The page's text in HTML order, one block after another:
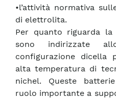
•l’attività normativa
di elettrolita.
Per quanto riguarda
sono indirizzate
configurazione dicella
alta temperatura di
nichel. Queste
ruolo importante a